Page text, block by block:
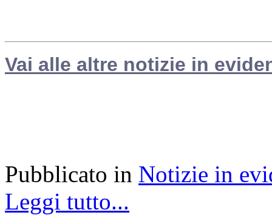
Vai alle altre notizie in
Pubblicato in Notizie in
Leggi tutto...